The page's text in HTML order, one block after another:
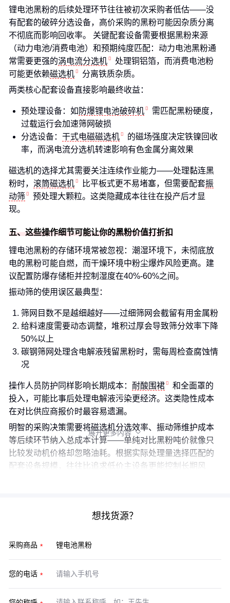
锂电池黑粉的后续处理环节往往被初次采购者低估——没
有配套的破碎分选设备，高价采购的黑粉可能因杂质分离
不彻底而影响回收率。 关键配套设备需要根据黑粉来源
（动力电池/消费电池）和预期纯度匹配：动力电池黑粉通
常需要更强的涡电流分选机
处理铜铝箔，而消费电池粉
可能更依赖磁选机
分离铁质杂质。
两类核心配套设备直接影响最终收益：
预处理设备：如 防爆锂电池破碎机
需匹配黑粉硬度，
过载运行会加速筛网破损
分选设备： 干式电磁磁选机
的磁场强度决定铁镍回收
率，而涡电流分选机转速影响有色金属分离效果
磁选机的选择尤其需要关注连续作业能力——处理黏连黑
粉时， 滚筒磁选机 比平板式更不易堵塞，但需要配套振
动筛
预处理大颗粒。这类隐藏成本往往在投产后才显
现。
五、这些操作细节可能让你的黑粉价值打折扣
锂电池黑粉的存储环境常被忽视：潮湿环境下，未彻底放
电的黑粉可能自燃，而干燥环境中粉尘爆炸风险更高。建
议配置防爆存储柜并控制湿度在40%-60%之间。
振动筛的使用误区最典型：
筛网目数不是越细越好——过细筛网会截留有用金属粉
给料速度需要动态调整，堆积过厚会导致筛分效率下降
50%以上
碳钢筛网处理含电解液残留黑粉时，需每周检查腐蚀情
况
操作人员防护同样影响长期成本： 耐酸围裙
和全面罩的
投入，可能比事后处理电解液污染更经济。这类隐性成本
在对比供应商报价时最容易遗漏。
明智的采购决策需要将磁选机分选效率、振动筛维护成本
等后续环节纳入总成本计算——单纯对比黑粉吨价就像只
比较发动机价格却忽略油耗。根据实际处理量选择匹配的
配套设备规模，往往比追求低价主设备更能控制长期风
展开更多内容 
想找货源？
采购商品
您的电话